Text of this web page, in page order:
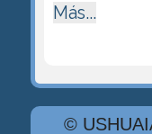
Más...
©